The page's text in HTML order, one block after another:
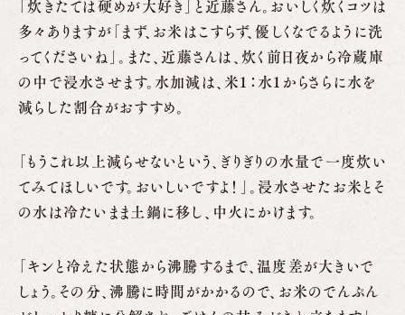
「炊きたては硬めが大好き」と近藤さん。おいしく炊くコツは
多々ありますが「まず、お米はこすらず、優しくなでるように洗
ってくださいね」。また、近藤さんは、炊く前日夜から冷蔵庫
の中で浸水させます。水加減は、米１：水１からさらに水を
減らした割合がおすすめ。
「もうこれ以上減らせないという、ぎりぎりの水量で一度炊い
てみてほしいです。おいしいですよ！」。浸水させたお米とそ
の水は冷たいまま土鍋に移し、中火にかけます。
「キンと冷えた状態から沸騰するまで、温度差が大きいで
しょう。その分、沸騰に時間がかかるので、お米のでんぷん